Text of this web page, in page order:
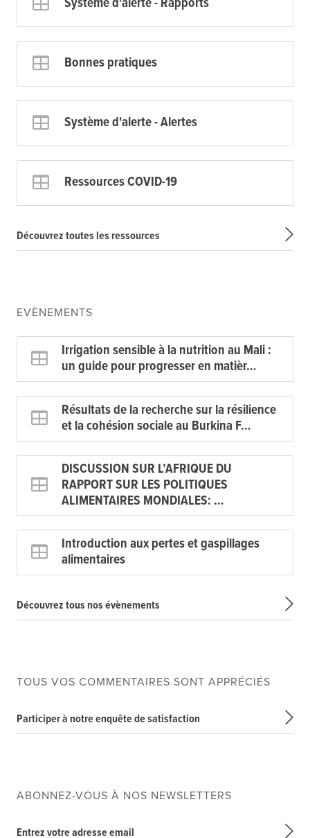
Système d'alerte - Rapports
Bonnes pratiques
Système d'alerte - Alertes
Ressources COVID-19
Découvrez toutes les ressources
EVÈNEMENTS
Irrigation sensible à la nutrition au Mali :
un guide pour progresser en matièr…
Résultats de la recherche sur la résilience
et la cohésion sociale au Burkina F…
DISCUSSION SUR L’AFRIQUE DU
RAPPORT SUR LES POLITIQUES
ALIMENTAIRES MONDIALES: …
Introduction aux pertes et gaspillages
alimentaires
Découvrez tous nos évènements
TOUS VOS COMMENTAIRES SONT APPRÉCIÉS
Participer à notre enquête de satisfaction
ABONNEZ-VOUS À NOS NEWSLETTERS
Entrez votre adresse email